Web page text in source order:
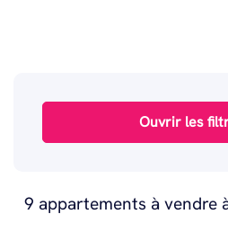
9 appartements à vendre